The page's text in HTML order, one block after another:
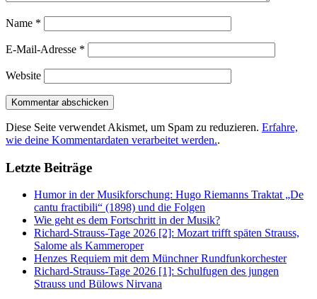
Name *
E-Mail-Adresse *
Website
Diese Seite verwendet Akismet, um Spam zu reduzieren. Erfahre,
wie deine Kommentardaten verarbeitet werden..
Letzte Beiträge
Humor in der Musikforschung: Hugo Riemanns Traktat „De
cantu fractibili“ (1898) und die Folgen
Wie geht es dem Fortschritt in der Musik?
Richard-Strauss-Tage 2026 [2]: Mozart trifft späten Strauss,
Salome als Kammeroper
Henzes Requiem mit dem Münchner Rundfunkorchester
Richard-Strauss-Tage 2026 [1]: Schulfugen des jungen
Strauss und Bülows Nirvana